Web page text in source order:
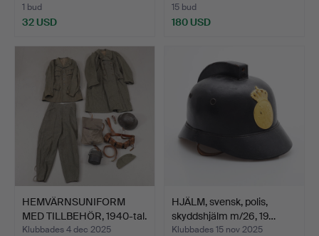
1 bud
32 USD
15 bud
180 USD
HEMVÄRNSUNIFORM
MED TILLBEHÖR, 1940-tal.
Klubbades 4 dec 2025
HJÄLM, svensk, polis,
skyddshjälm m/26, 19…
Klubbades 15 nov 2025